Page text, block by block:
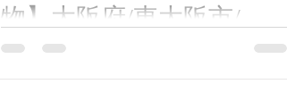
物】大阪府/東大阪市/八
尾市/柏原市/近鉄八尾/河
内山本/高安/恩智/東洋医
イライラ、ストレスが続いている状態は交感
神経が過剰に働いています。 自律神経失調